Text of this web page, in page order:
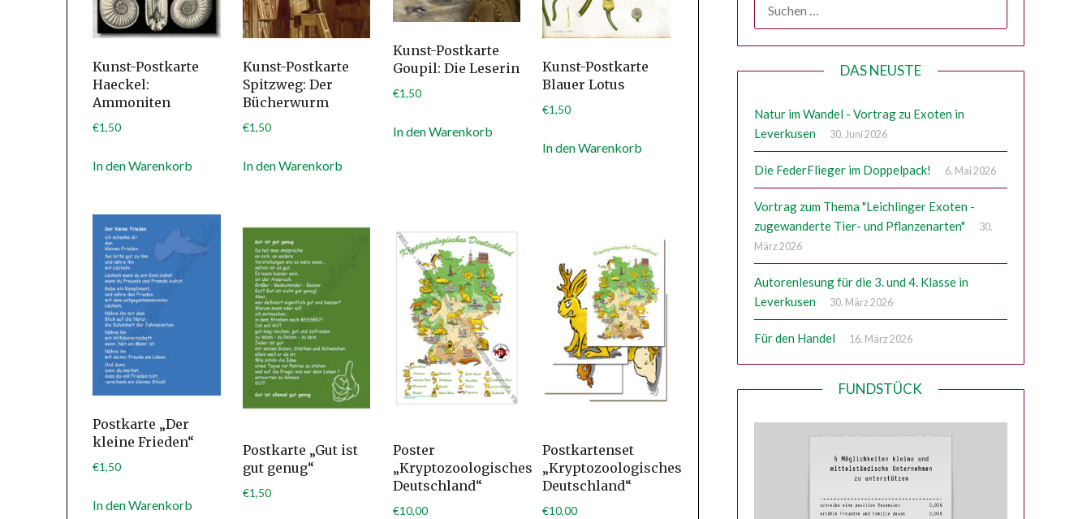
Kunst-Postkarte
Haeckel:
Ammoniten
€1,50
In den Warenkorb
Kunst-Postkarte
Spitzweg: Der
Bücherwurm
€1,50
In den Warenkorb
Kunst-Postkarte
Goupil: Die Leserin
€1,50
In den Warenkorb
Kunst-Postkarte
Blauer Lotus
€1,50
In den Warenkorb
Postkarte „Der
kleine Frieden“
€1,50
In den Warenkorb
Postkarte „Gut ist
gut genug“
€1,50
Poster
„Kryptozoologisches
Deutschland“
€10,00
Postkartenset
„Kryptozoologisches
Deutschland“
€10,00
NACH:
DAS NEUSTE
Natur im Wandel - Vortrag zu Exoten in
Leverkusen
30. Juni 2026
Die FederFlieger im Doppelpack! 6. Mai 2026
Vortrag zum Thema "Leichlinger Exoten -
zugewanderte Tier- und Pflanzenarten"
30.
März 2026
Autorenlesung für die 3. und 4. Klasse in
Leverkusen
30. März 2026
Für den Handel 16. März 2026
FUNDSTÜCK